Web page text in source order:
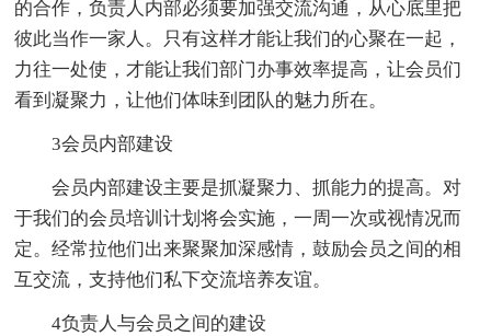
的合作，负责人内部必须要加强交流沟通，从心底里把
彼此当作一家人。只有这样才能让我们的心聚在一起，
力往一处使，才能让我们部门办事效率提高，让会员们
看到凝聚力，让他们体味到团队的魅力所在。
3会员内部建设
会员内部建设主要是抓凝聚力、抓能力的提高。对
于我们的会员培训计划将会实施，一周一次或视情况而
定。经常拉他们出来聚聚加深感情，鼓励会员之间的相
互交流，支持他们私下交流培养友谊。
4负责人与会员之间的建设